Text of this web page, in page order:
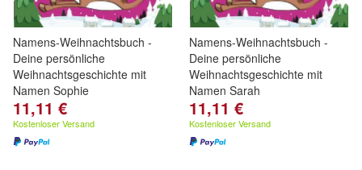
Namens-Weihnachtsbuch -
Deine persönliche
Weihnachtsgeschichte mit
Namen Sophie
11,11 €
Kostenloser Versand
Namens-Weihnachtsbuch -
Deine persönliche
Weihnachtsgeschichte mit
Namen Sarah
11,11 €
Kostenloser Versand